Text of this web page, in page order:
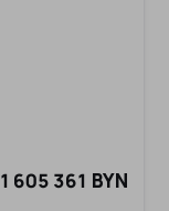
1 605 361 BYN